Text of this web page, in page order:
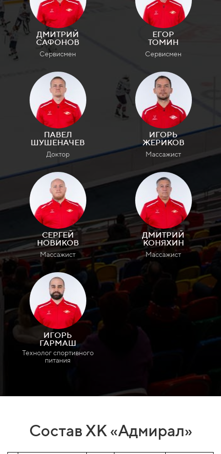
ДМИТРИЙ
САФОНОВ
Сервисмен
ЕГОР
ТОМИН
Сервисмен
ПАВЕЛ
ШУШЕНАЧЕВ
Доктор
ИГОРЬ
ЖЕРИКОВ
Массажист
СЕРГЕЙ
НОВИКОВ
Массажист
ДМИТРИЙ
КОНЯХИН
Массажист
ИГОРЬ
ГАРМАШ
Технолог спортивного
питания
Состав ХК «Адмирал»